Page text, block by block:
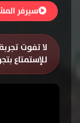
سيرفر
لا تفوت
للإستمتاع